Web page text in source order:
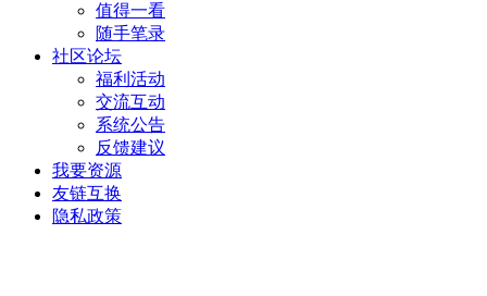
值得一看
随手笔录
社区论坛
福利活动
交流互动
系统公告
反馈建议
我要资源
友链互换
隐私政策